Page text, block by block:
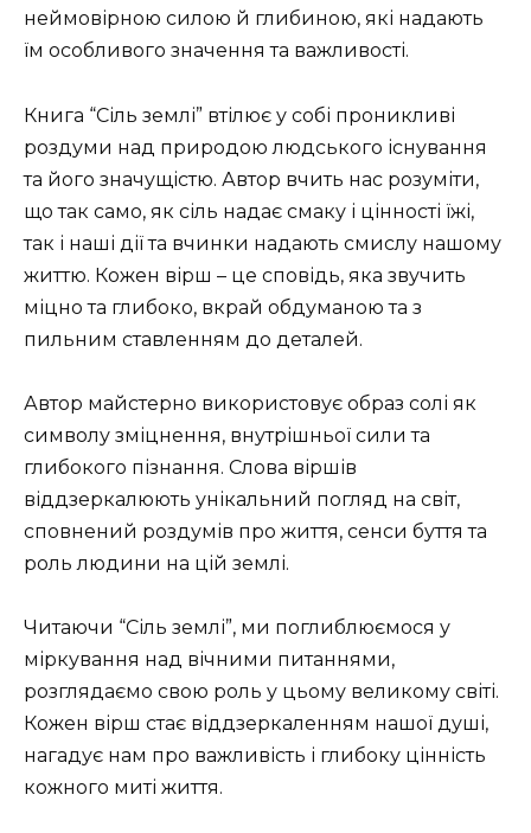
неймовірною силою й глибиною, які надають
їм особливого значення та важливості.
Книга “Сіль землі” втілює у собі проникливі
роздуми над природою людського існування
та його значущістю. Автор вчить нас розуміти,
що так само, як сіль надає смаку і цінності їжі,
так і наші дії та вчинки надають смислу нашому
життю. Кожен вірш – це сповідь, яка звучить
міцно та глибоко, вкрай обдуманою та з
пильним ставленням до деталей.
Автор майстерно використовує образ солі як
символу зміцнення, внутрішньої сили та
глибокого пізнання. Слова віршів
віддзеркалюють унікальний погляд на світ,
сповнений роздумів про життя, сенси буття та
роль людини на цій землі.
Читаючи “Сіль землі”, ми поглиблюємося у
міркування над вічними питаннями,
розглядаємо свою роль у цьому великому світі.
Кожен вірш стає віддзеркаленням нашої душі,
нагадує нам про важливість і глибоку цінність
кожного миті життя.